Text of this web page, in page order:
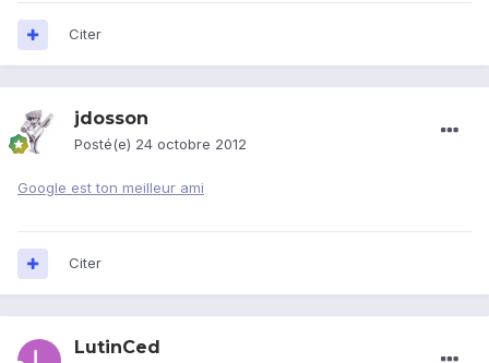
Citer
jdosson
Posté(e) 24 octobre 2012
Google est ton meilleur ami
Citer
LutinCed